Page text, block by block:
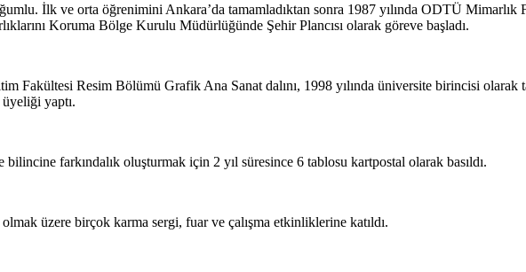
İlk ve orta öğrenimini Ankara’da tamamladıktan sonra 1987 yılında ODTÜ
Koruma Bölge Kurulu Müdürlüğünde Şehir Plancısı olarak göreve başladı.
Fakültesi Resim Bölümü Grafik Ana Sanat dalını, 1998 yılında üniversite birincisi
yaptı.
farkındalık oluşturmak için 2 yıl süresince 6 tablosu kartpostal olarak basıldı.
üzere birçok karma sergi, fuar ve çalışma etkinliklerine katıldı.